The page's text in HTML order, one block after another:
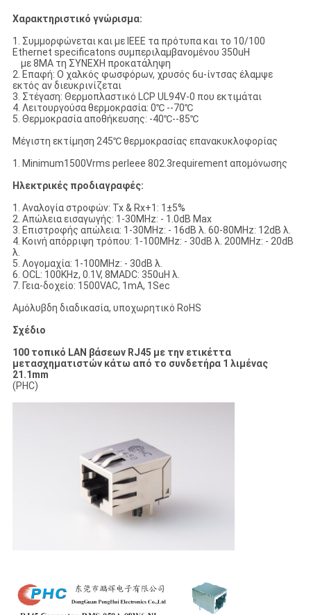
Χαρακτηριστικό γνώρισμα:
1. Συμμορφώνεται και με IEEE τα πρότυπα και το 10/100
Ethernet specificatons συμπεριλαμβανομένου 350uH
με 8MA τη ΣΥΝΕΧΗ προκατάληψη
2. Επαφή: Ο χαλκός φωσφόρων, χρυσός 6u-ίντσας έλαμψε
εκτός αν διευκρινίζεται
3. Στέγαση: Θερμοπλαστικό LCP UL94V-0 που εκτιμάται
4. Λειτουργούσα θερμοκρασία: 0℃ --70℃
5. Θερμοκρασία αποθήκευσης: -40℃--85℃
Μέγιστη εκτίμηση 245℃ θερμοκρασίας επανακυκλοφορίας
1. Minimum1500Vrms perIeee 802.3requirement απομόνωσης
Ηλεκτρικές προδιαγραφές:
1. Αναλογία στροφών: Tx & Rx+1: 1±5%
2. Απώλεια εισαγωγής: 1-30MHz: - 1.0dB Max
3. Επιστροφής απώλεια: 1-30MHz: - 16dB λ. 60-80MHz: 12dB λ.
4. Κοινή απόρριψη τρόπου: 1-100MHz: - 30dB λ. 200MHz: - 20dB
λ.
5. Λογομαχία: 1-100MHz: - 30dB λ.
6. OCL: 100KHz, 0.1V, 8MADC: 350uH λ.
7. Γεια-δοχείο: 1500VAC, 1mA, 1Sec
Αμόλυβδη διαδικασία, υποχωρητικό RoHS
Σχέδιο
100 τοπικό LAN βάσεων RJ45 με την ετικέττα
μετασχηματιστών κάτω από το συνδετήρα 1 λιμένας
21.1mm
(PHC)